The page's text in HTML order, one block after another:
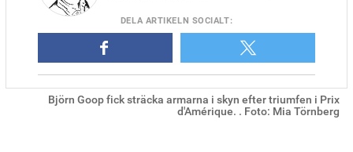
Björn Goop fick sträcka armarna i skyn efter triumfen i Prix
d'Amérique. . Foto: Mia Törnberg
DELA ARTIKELN SOCIALT: